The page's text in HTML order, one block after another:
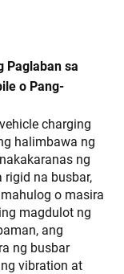
Paglaban sa
o Pang-
charging
halimbawa ng
ng
rigid na busbar,
o masira
magdulot ng
ang
ng busbar
vibration at